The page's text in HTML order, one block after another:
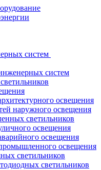
систем
систем
освещения
наружного освещения
светильников
освещения
освещения
освещения
светильников
светильников